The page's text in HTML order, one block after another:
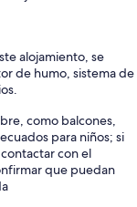
alojamiento, se
de humo, sistema de
como balcones,
para niños; si
con el
que puedan